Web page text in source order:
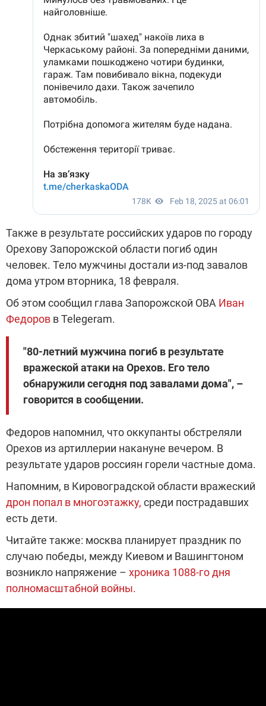
Также в результате российских ударов по городу
Орехову Запорожской области погиб один
человек. Тело мужчины достали из-под завалов
дома утром вторника, 18 февраля.
Об этом сообщил глава Запорожской ОВА Иван
Федоров в Telegeram.
"80-летний мужчина погиб в результате
вражеской атаки на Орехов. Его тело
обнаружили сегодня под завалами дома", –
говорится в сообщении.
Федоров напомнил, что оккупанты обстреляли
Орехов из артиллерии накануне вечером. В
результате ударов россиян горели частные дома.
Напомним, в Кировоградской области вражеский
дрон попал в многоэтажку, среди пострадавших
есть дети.
Читайте также: москва планирует праздник по
случаю победы, между Киевом и Вашингтоном
возникло напряжение – хроника 1088-го дня
полномасштабной войны.